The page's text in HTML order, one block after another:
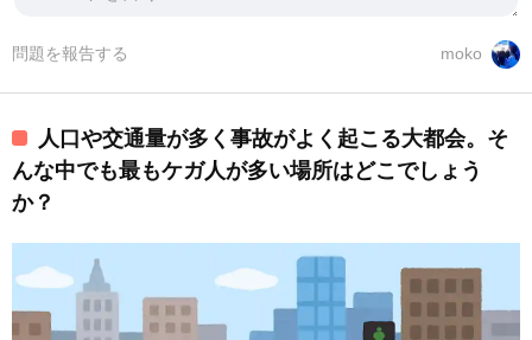
moko
問題を報告する
人口や交通量が多く事故がよく起こる大都会。そ
んな中でも最もケガ人が多い場所はどこでしょう
か？